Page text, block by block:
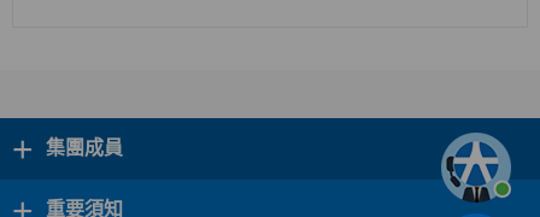
+ 集團成員
重要須知